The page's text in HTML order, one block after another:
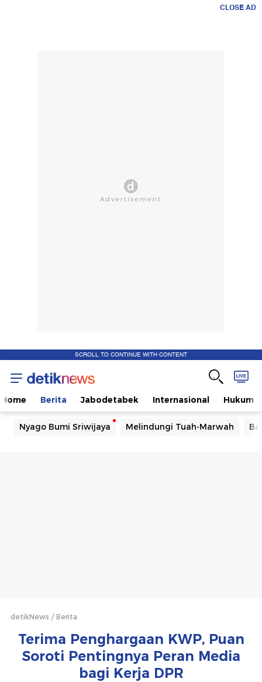
CLOSE AD
SCROLL TO CONTINUE WITH CONTENT
Home Berita Jabodetabek Internasional Hukum
Nyago Bumi Sriwijaya Melindungi Tuah-Marwah
detikNews Berita
Terima Penghargaan KWP, Puan
Soroti Pentingnya Peran Media
bagi Kerja DPR